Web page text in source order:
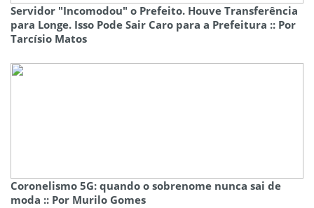
Servidor "Incomodou" o Prefeito. Houve Transferência
para Longe. Isso Pode Sair Caro para a Prefeitura :: Por
Tarcísio Matos
Coronelismo 5G: quando o sobrenome nunca sai de
moda :: Por Murilo Gomes